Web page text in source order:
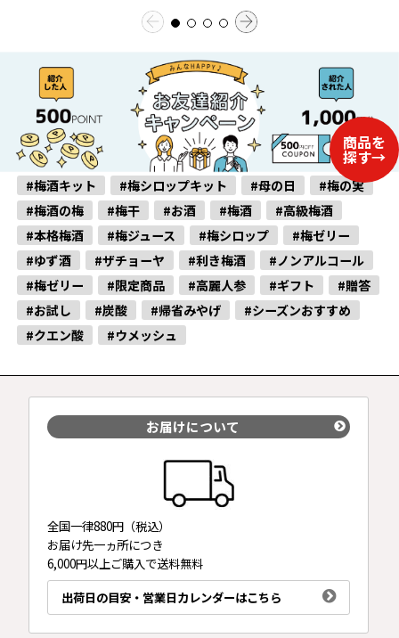
#梅酒キット #梅シロップキット #母の日
#梅の実
#梅酒の梅
#梅干 #お酒 #梅酒
#高級梅酒
#本格梅酒
#梅ジュース #梅シロップ
#梅ゼリー
#ゆず酒
#ザチョーヤ #利き梅酒
#ノンアルコール
#梅ゼリー
#限定商品 #高麗人参 #ギフト
#贈答
#お試し
#炭酸 #帰省みやげ
#シーズンおすすめ
#クエン酸
#ウメッシュ
お届けについて
全国一律880円（税込）
お届け先一ヵ所につき
6,000円以上ご購入で送料無料
出荷日の目安・営業日カレンダーはこちら